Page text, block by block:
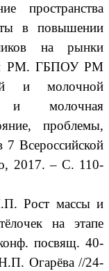
пространства
в повышении
на рынки
РМ. ГБПОУ РМ
и молочной
и молочная
проблемы,
7 Всероссийской
2017. – С. 110-
Рост массы и
на этапе
посвящ. 40-
Огарёва //24-